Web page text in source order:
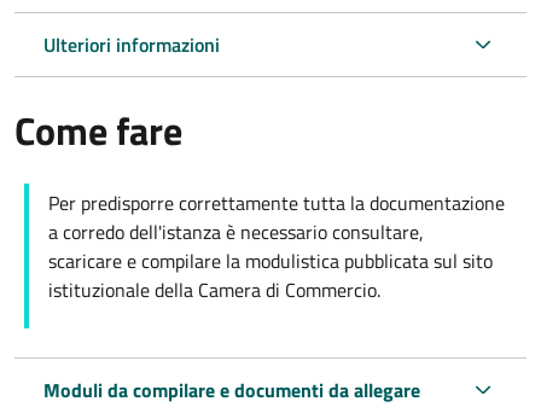
Ulteriori informazioni
Come fare
Per predisporre correttamente tutta la documentazione
a corredo dell'istanza è necessario consultare,
scaricare e compilare la modulistica pubblicata sul sito
istituzionale della Camera di Commercio.
Moduli da compilare e documenti da allegare